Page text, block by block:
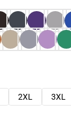
2XL 3XL